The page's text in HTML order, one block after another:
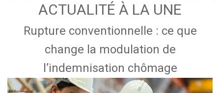
ACTUALITÉ À LA UNE
Rupture conventionnelle : ce que
change la modulation de
l’indemnisation chômage